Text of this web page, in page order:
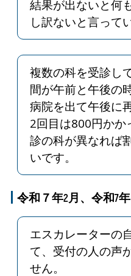
にお声がけ
当する職員に
導いたしま
つく包帯」
着剤の種類に
の皮膚に合
可能性があ
ます。ご理
お願いいたし
結果が出ないと何
し訳ないと言って
回答
ご意見いた
す。お待た
ん。採血待ち
台の増設な
ましては、
出せるよう
す。ご理解い
くお願いいた
複数の科を受診し
間が午前と午後の
病院を出て午後に
2回目は800円かか
診の科が異なれば
いです。
回答
出庫の際は
要がありま
をされる場合
てＱＲサー
え、ご精算
行には、診
令和７年2月、令和7
エスカレーターの
て、受付の人の声
せん。